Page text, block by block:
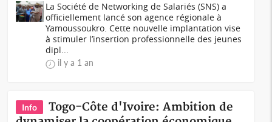
La Société de Networking de Salariés (SNS) a
officiellement lancé son agence régionale à
Yamoussoukro. Cette nouvelle implantation vise
à stimuler l’insertion professionnelle des jeunes
dipl...
il y a 1 an
Info
Togo-Côte d'Ivoire: Ambition de